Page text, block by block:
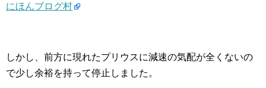
にほんブログ村
しかし、前方に現れたプリウスに減速の気配が全くないの
で少し余裕を持って停止しました。